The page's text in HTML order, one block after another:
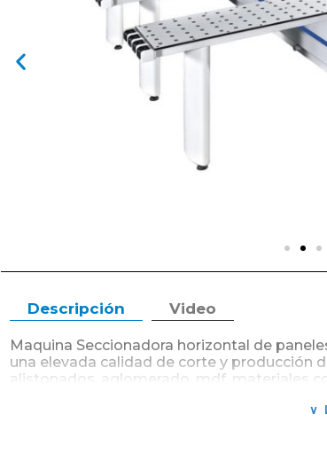
Descripción Video
Maquina Seccionadora horizontal de
una elevada calidad de corte y producción
alistonados, aglomerado, mdf, materiales